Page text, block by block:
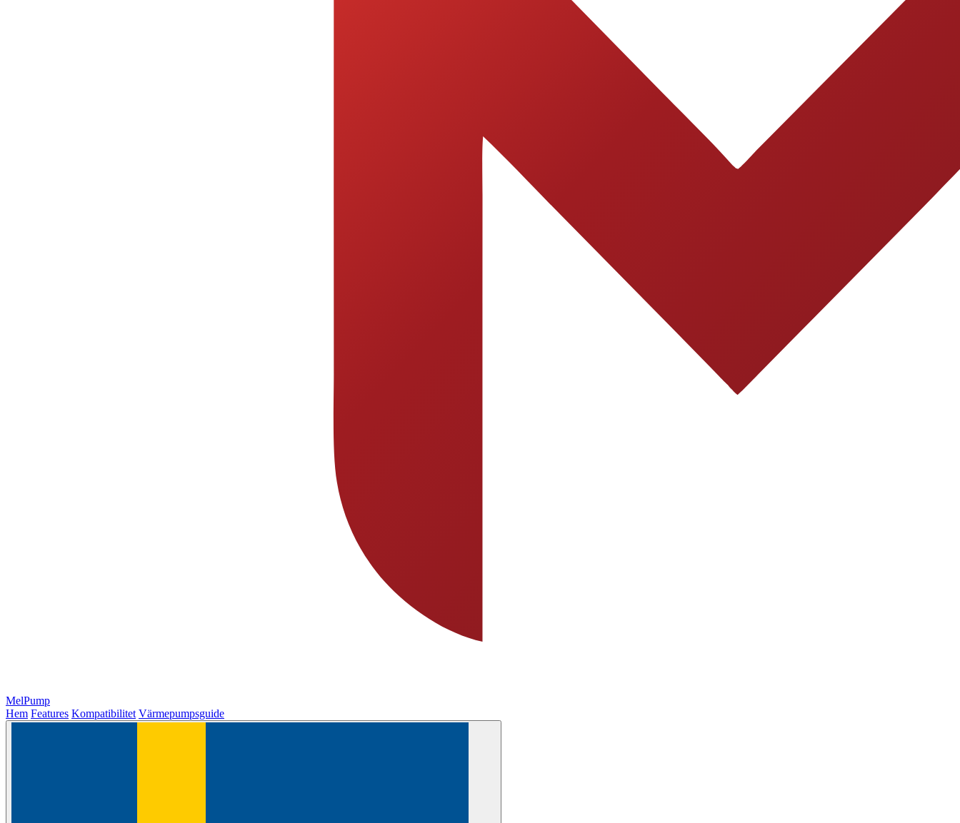
MelPump
Hem Features Kompatibilitet Värmepumpsguide